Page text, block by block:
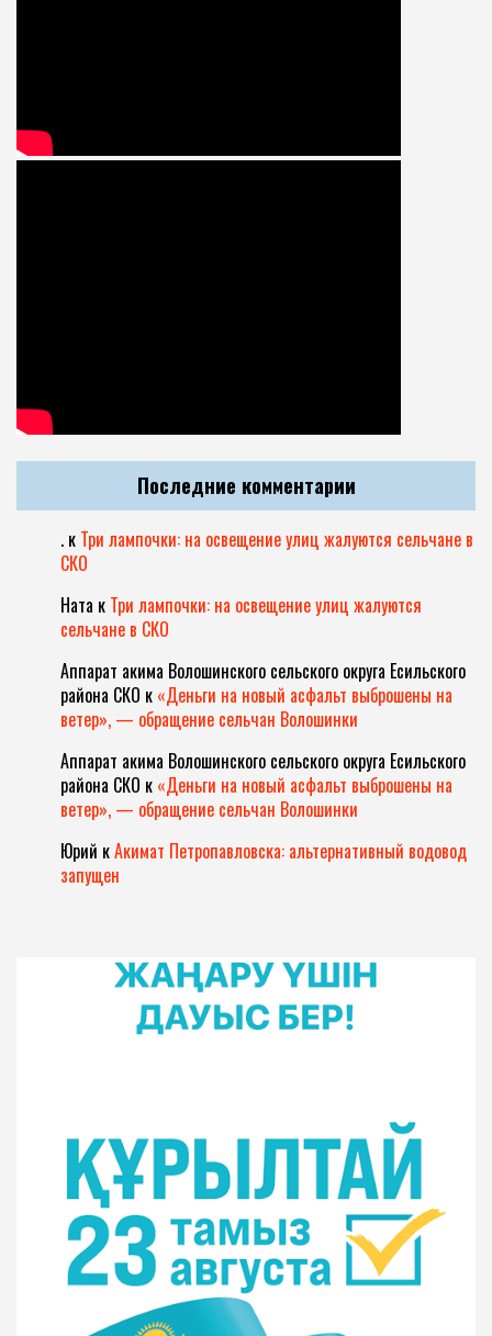
Последние комментарии
. к Три лампочки: на освещение улиц жалуются сельчане в
СКО
Ната к Три лампочки: на освещение улиц жалуются
сельчане в СКО
Аппарат акима Волошинского сельского округа Есильского
района СКО к «Деньги на новый асфальт выброшены на
ветер», — обращение сельчан Волошинки
Аппарат акима Волошинского сельского округа Есильского
района СКО к «Деньги на новый асфальт выброшены на
ветер», — обращение сельчан Волошинки
Юрий кАкимат Петропавловска: альтернативный водовод
запущен